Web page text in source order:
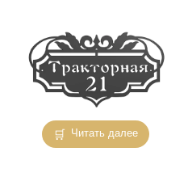
Читать далее